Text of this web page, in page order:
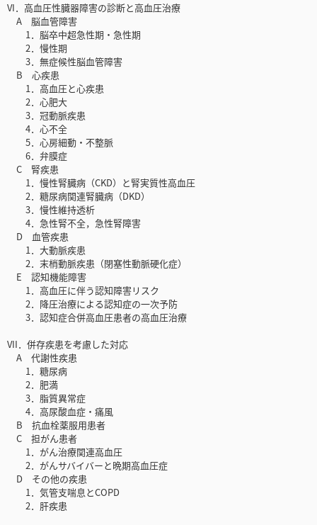
VI．高血圧性臓器障害の診断と高血圧治療
A 脳血管障害
1．脳卒中超急性期・急性期
2．慢性期
3．無症候性脳血管障害
B 心疾患
1．高血圧と心疾患
2．心肥大
3．冠動脈疾患
4．心不全
5．心房細動・不整脈
6．弁膜症
C 腎疾患
1．慢性腎臓病（CKD）と腎実質性高血圧
2．糖尿病関連腎臓病（DKD）
3．慢性維持透析
4．急性腎不全，急性腎障害
D 血管疾患
1．大動脈疾患
2．末梢動脈疾患（閉塞性動脈硬化症）
E 認知機能障害
1．高血圧に伴う認知障害リスク
2．降圧治療による認知症の一次予防
3．認知症合併高血圧患者の高血圧治療
VII．併存疾患を考慮した対応
A 代謝性疾患
1．糖尿病
2．肥満
3．脂質異常症
4．高尿酸血症・痛風
B 抗血栓薬服用患者
C 担がん患者
1．がん治療関連高血圧
2．がんサバイバーと晩期高血圧症
D その他の疾患
1．気管支喘息とCOPD
2．肝疾患